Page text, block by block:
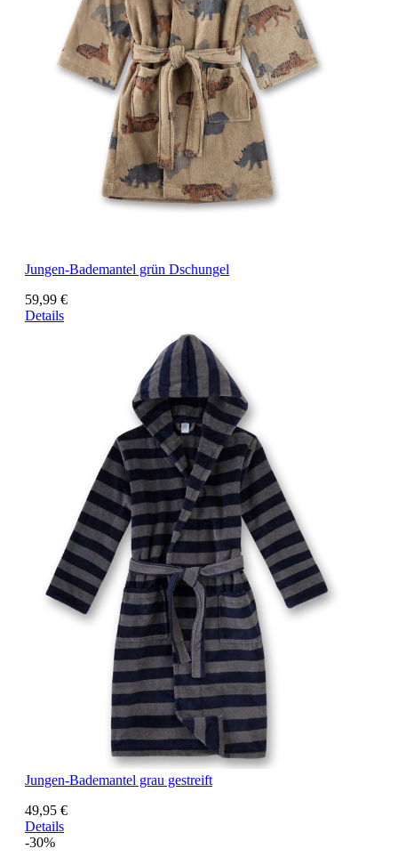
Jungen-Bademantel grün Dschungel
59,99 €
Details
Jungen-Bademantel grau gestreift
49,95 €
Details
-30%